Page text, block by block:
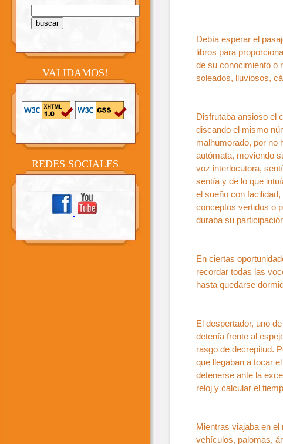
VALIDAMOS!
REDES SOCIALES
Debía esperar el
libros para
de su conocimiento o
soleados, lluviosos,
Disfrutaba ansioso el
discando el mismo
malhumorado, por no
autómata, moviendo
voz interlocutora,
sentía y de lo que
el sueño con
conceptos vertidos o
duraba su
En ciertas
recordar todas las
hasta quedarse
El despertador, uno
detenía frente al
rasgo de decrepitud.
que llegaban a tocar
detenerse ante la
reloj y calcular el
Mientras viajaba en
vehículos, palomas,